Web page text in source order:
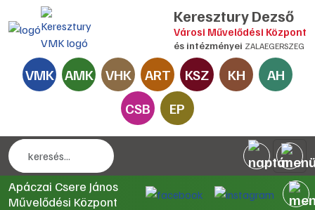
Keresztury Dezső
Városi Művelődési Központ
és intézményei ZALAEGERSZEG
VMK AMK VHK ART KSZ KH
AH
CSB
EP
Apáczai Csere János
Művelődési Központ